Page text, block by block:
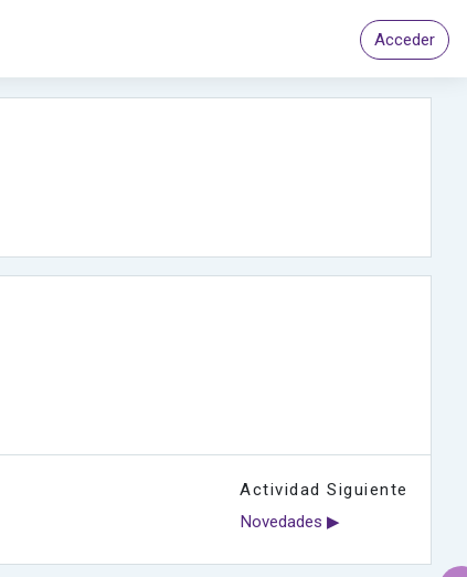
Acceder
Actividad Siguiente
Novedades ▶︎